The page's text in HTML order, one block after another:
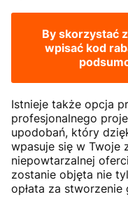
By skorzystać
wpisać kod
Istnieje także opcja
profesjonalnego
upodobań, który
wpasuje się w Twoje
niepowtarzalnej
zostanie objęta nie
opłata za